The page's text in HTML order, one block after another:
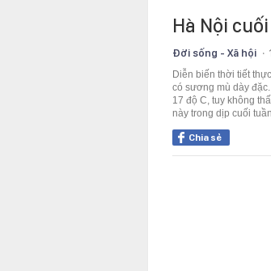
Time
Hà Nội
Đời sống - Xã hội
Diễn biến thời tiết
có sương mù dày
17 độ C, tuy không
này trong dịp cuối
Chia sẻ